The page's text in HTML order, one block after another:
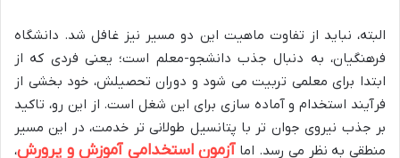
البته، نباید از تفاوت ماهیت این دو مسیر نیز غافل شد. دانشگاه
فرهنگیان، به دنبال جذب دانشجو-معلم است؛ یعنی فردی که از
ابتدا برای معلمی تربیت می شود و دوران تحصیلش، خود بخشی از
فرآیند استخدام و آماده سازی برای این شغل است. از این رو، تاکید
بر جذب نیروی جوان تر با پتانسیل طولانی تر خدمت، در این مسیر
منطقی به نظر می رسد. اماآزمون استخدامی آموزش و پرورش،